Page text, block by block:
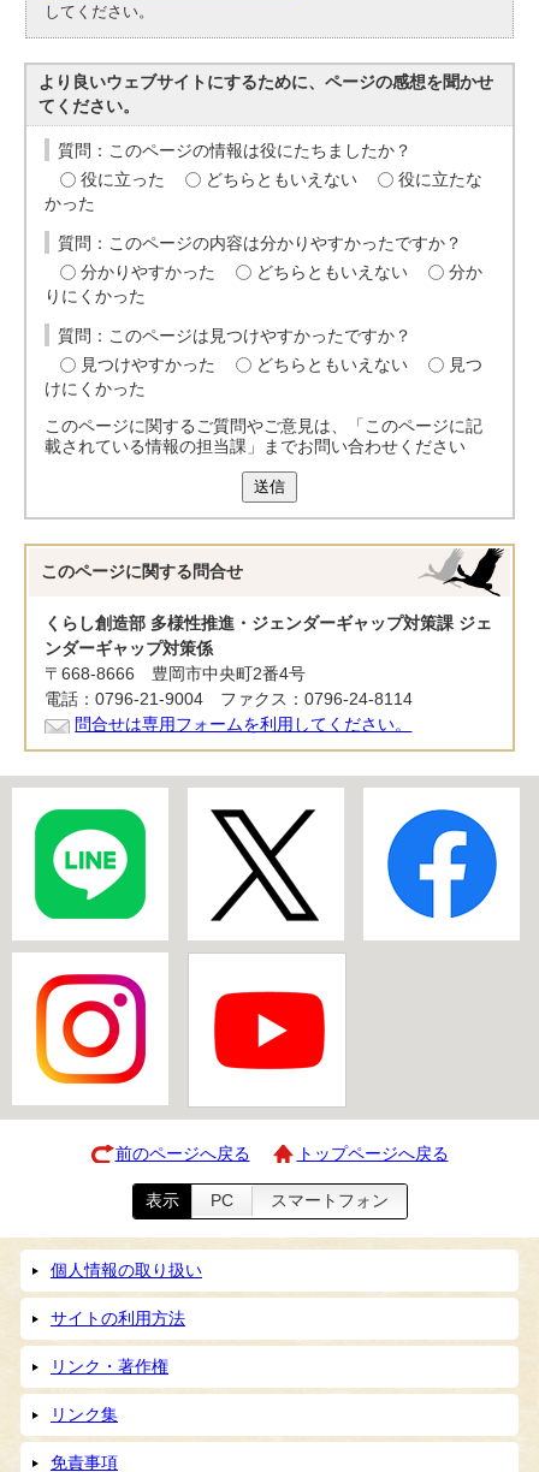
してください。
より良いウェブサイトにするために、ページの感想を聞かせ
てください。
質問：このページの情報は役にたちましたか？
役に立った
どちらともいえない
役に立たな
かった
質問：このページの内容は分かりやすかったですか？
分かりやすかった
どちらともいえない
分か
りにくかった
質問：このページは見つけやすかったですか？
見つけやすかった
どちらともいえない
見つ
けにくかった
このページに関するご質問やご意見は、「このページに記
載されている情報の担当課」までお問い合わせください
送信
このページに関する 問合せ
くらし創造部 多様性推進・ジェンダーギャップ対策課 ジェ
ンダーギャップ対策係
〒668-8666 豊岡市中央町2番4号
電話：0796-21-9004 ファクス：0796-24-8114
問合せは専用フォームを利用してください。
前のページへ戻る トップページへ戻る
表示 PC スマートフォン
個人情報の取り扱い
サイトの利用方法
リンク・著作権
リンク集
免責事項